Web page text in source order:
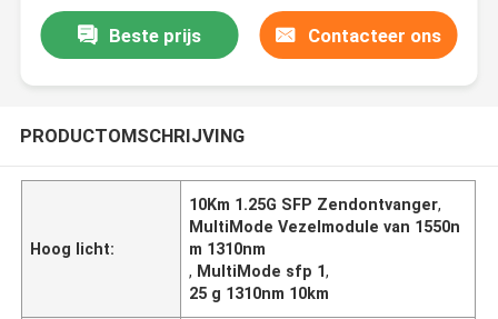
Beste prijs Contacteer ons
PRODUCTOMSCHRIJVING
Hoog licht:
10Km 1.25G SFP Zendontvanger,
MultiMode Vezelmodule van 1550n
m 1310nm
, MultiMode sfp 1,
25 g 1310nm 10km